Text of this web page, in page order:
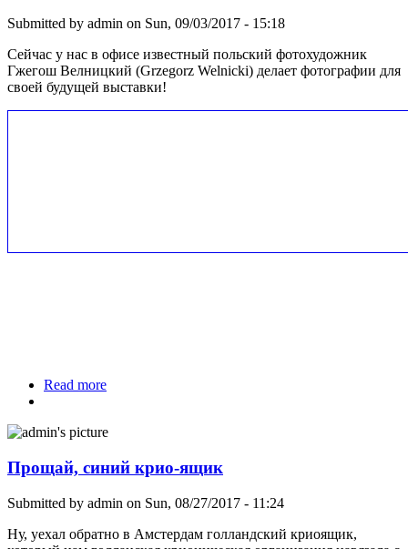
Submitted by admin on Sun, 09/03/2017 - 15:18
Сейчас у нас в офисе известный польский фотохудожник
Гжегош Велницкий (Grzegorz Welnicki) делает фотографии для
своей будущей выставки!
Read more
Прощай, синий крио-ящик
Submitted by admin on Sun, 08/27/2017 - 11:24
Ну, уехал обратно в Амстердам голландский криоящик,